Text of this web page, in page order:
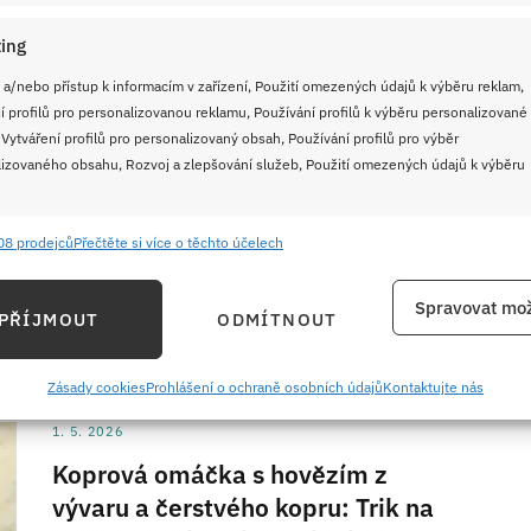
a/nebo přístup k informacím v zařízení, Použití omezených údajů k výběru reklam,
profilů pro personalizovanou reklamu, Používání profilů k výběru personalizované
Vytváření profilů pro personalizovaný obsah, Používání profilů pro výběr
obsahu, Rozvoj a zlepšování služeb, Použití omezených údajů k výběru
zařízení na základě automaticky přenášených informací.
přesných údajů o zeměpisné poloze, Identifikace zařízení na
aktivně požadovaných informací.
bezpečnosti, předcházení a zjišťování podvodů a
chyb, Poskytování a zobrazování reklamy a obsahu,
prodejcůPřečtěte si více o těchto účelech
PŘÍJMOUT ODMÍTNOUT
Spravovat
Zásady cookiesProhlášení o ochraně osobních údajůKontaktujte nás
kterou milovaly všechny babičky:
Zachutná i tomu, kdo ji běžně
nemusí
reakce. Pro někoho je to návrat do dětství, pro jiného
1. 5. 2026
Koprová omáčka s hovězím z
vývaru a čerstvého kopru: Trik na